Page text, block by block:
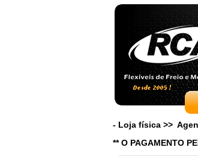
- Loja física >>
** O PAGAMENTO